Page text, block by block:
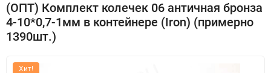
(ОПТ) Комплект колечек 06 античная бронза
4-10*0,7-1мм в контейнере (Iron) (примерно
1390шт.)
Хит!